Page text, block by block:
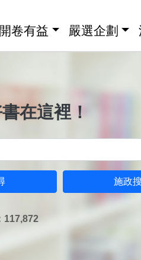
卷有益 嚴選企劃
在這裡！
施政
117,872